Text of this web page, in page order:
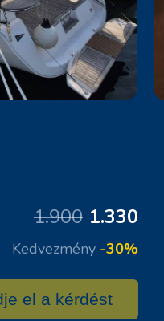
1.900 1.330
Kedvezmény -30%
el a kérdést